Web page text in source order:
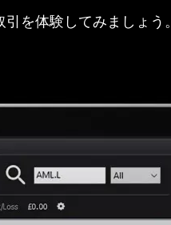
を体験してみましょう。